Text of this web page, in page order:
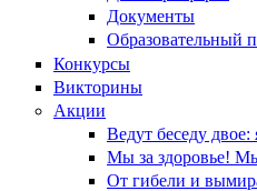
Документы
Образовательный
Конкурсы
Викторины
Акции
Ведут беседу двое:
Мы за здоровье!
От гибели и